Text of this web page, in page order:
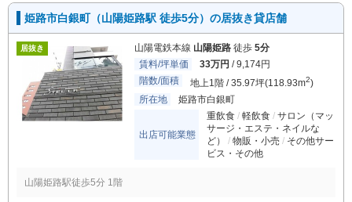
姫路市白銀町（山陽姫路駅 徒歩5分）の居抜き貸店舗
居抜き 山陽電鉄本線 山陽姫路 徒歩 5分
賃料/坪単価
33万円 / 9,174円
階数/面積
地上1階 / 35.97坪(118.93m2)
所在地
姫路市白銀町
出店可能業態
重飲食 軽飲食
サロン（マッ
サージ・エステ・ネイルな
ど）
物販・小売
その他サー
ビス・その他
山陽姫路駅徒歩5分 1階